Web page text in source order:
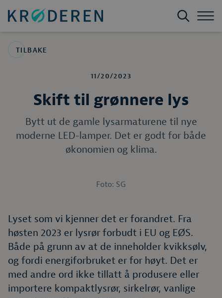
TILBAKE
11/20/2023
Skift til grønnere lys
Bytt ut de gamle lysarmaturene til nye
moderne LED-lamper. Det er godt for både
økonomien og klima.
Foto: SG
Lyset som vi kjenner det er forandret. Fra
høsten 2023 er lysrør forbudt i EU og EØS.
Både på grunn av at de inneholder kvikksølv,
og fordi energiforbruket er for høyt. Det er
med andre ord ikke tillatt å produsere eller
importere kompaktlysrør, sirkelrør, vanlige